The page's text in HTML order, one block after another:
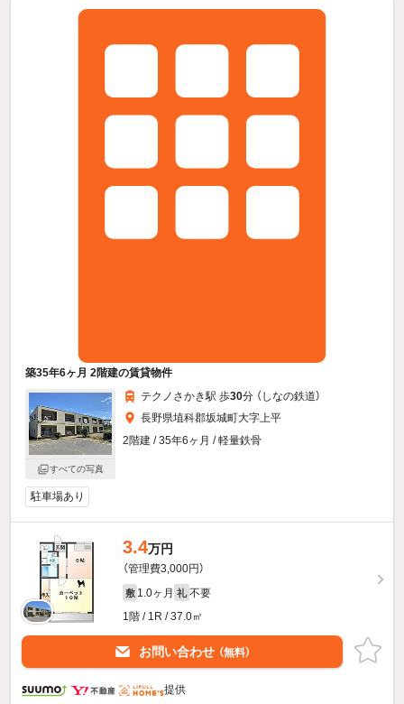
築35年6ヶ月 2階建の賃貸物件
すべての写真
テクノさかき駅 歩30分 （しなの鉄道）
長野県埴科郡坂城町大字上平
2階建 / 35年6ヶ月 / 軽量鉄骨
駐車場あり
3.4万円
（管理費3,000円）
敷 1.0ヶ月 礼 不要
1階 / 1R / 37.0㎡
お問い合わせ （無料）
提供